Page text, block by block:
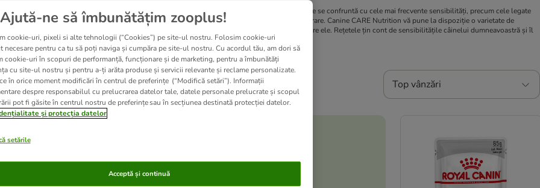
Royal Canin a dezvoltat gama de produse Canine CARE Nutrition pentru a sprijini câinii care se confruntă cu cele mai frecvente sensibilități, precum cele legate
de digestie, piele și blană, greutate, articulații, dinți, tract urinar ori cele care apar după castrare. Canine CARE Nutrition vă pune la dispoziție o varietate de
sortimente de hrană umedă și uscată, echlibrate, adaptate speciei și care se pot combina între ele. Rețetele țin cont de sensibilitățile câinelui dumneavoastră și îl
ajută să se simtă bine și în formă.
Top vânzări
been changed
Ajută-ne să îmbunătățim zooplus!
cookie-uri, pixeli si alte tehnologii (“Cookies”) pe site-ul nostru. Folosim cookie-uri
necesare pentru ca tu să poți naviga și cumpăra pe site-ul nostru. Cu acordul tău, am dori să
cookie-uri în scopuri de performanță, funcționare și de marketing, pentru a îmbunătăți
cu site-ul nostru și pentru a-ți arăta produse și servicii relevante și reclame personalizate.
în orice moment modificări în centrul de preferințe (“Modifică setări”). Informații
despre responsabilul cu prelucrarea datelor tale, datele personale prelucrate și scopul
pot fi găsite în centrul nostru de preferințe sau în secțiunea destinată protecției datelor.
și protecția datelor
setările
Acceptă și continuă